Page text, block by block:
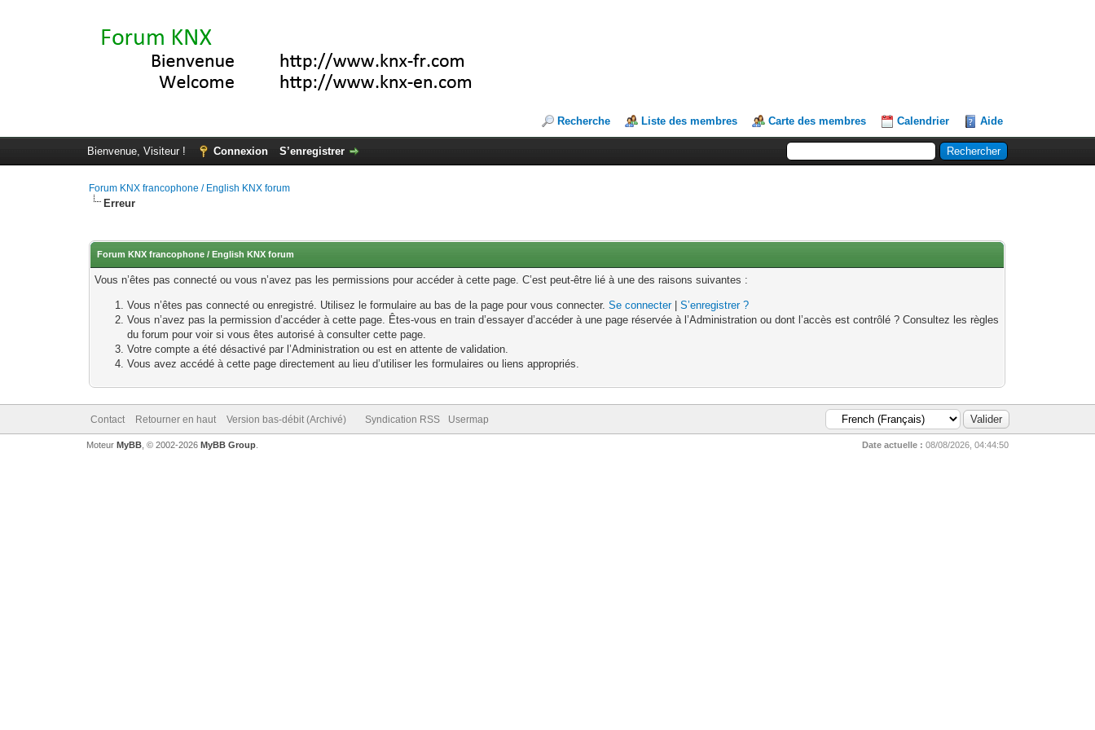
Recherche Liste des membres Carte des membres Calendrier Aide
Bienvenue, Visiteur ! Connexion S’enregistrer
Forum KNX francophone / English KNX forum
Erreur
Forum KNX francophone / English KNX forum
Vous n’êtes pas connecté ou vous n’avez pas les permissions pour accéder à cette page. C’est peut-être lié à une des raisons suivantes :
Vous n’êtes pas connecté ou enregistré. Utilisez le formulaire au bas de la page pour vous connecter.Se connecter|S’enregistrer ?
Vous n’avez pas la permission d’accéder à cette page. Êtes-vous en train d’essayer d’accéder à une page réservée à l’Administration ou dont l’accès est contrôlé ? Consultez les règles
du forum pour voir si vous êtes autorisé à consulter cette page.
Votre compte a été désactivé par l’Administration ou est en attente de validation.
Vous avez accédé à cette page directement au lieu d’utiliser les formulaires ou liens appropriés.
Contact Retourner en haut Version bas-débit (Archivé) Syndication RSS Usermap
Date actuelle : 08/08/2026, 04:44:50
Moteur MyBB, © 2002-2026 MyBB Group.